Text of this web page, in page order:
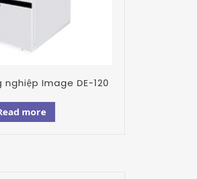
Image DE-120
more